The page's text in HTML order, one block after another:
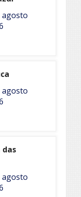
agosto
agosto
das
agosto